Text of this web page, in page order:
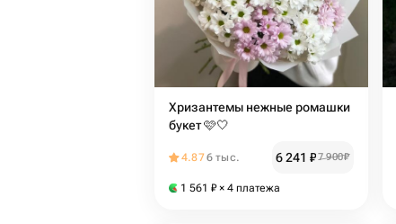
Хризантемы нежные ромашки
букет 🩷🤍
4.876 тыс. 6 241 ₽7 900₽
1 561 ₽ × 4 платежа